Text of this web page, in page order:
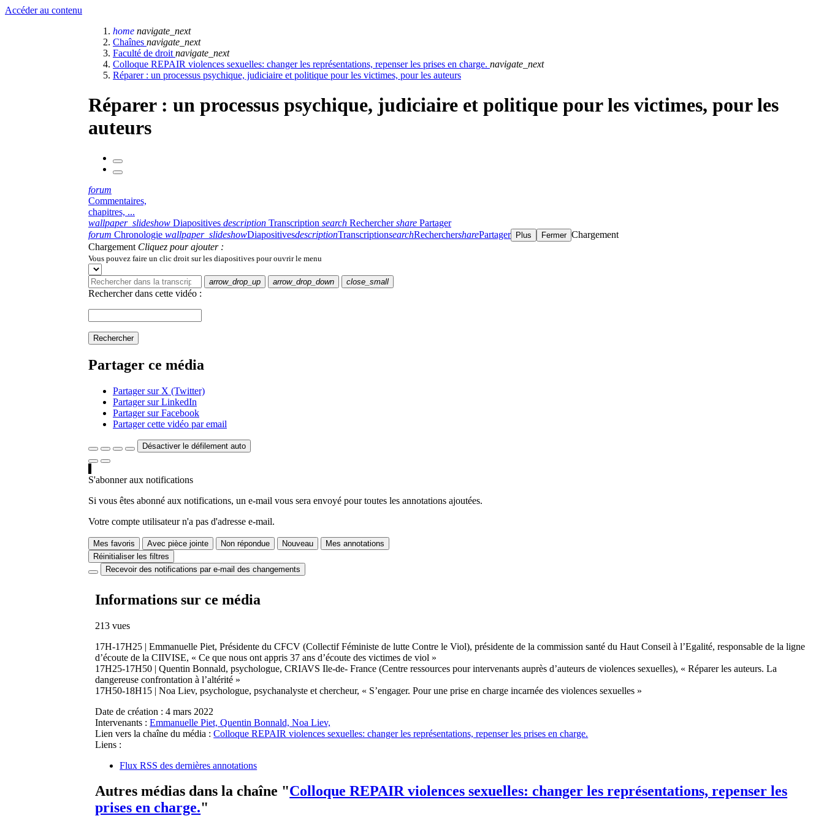
Accéder au contenu
home navigate_next
Chaînes navigate_next
Faculté de droit navigate_next
Colloque REPAIR violences sexuelles: changer les représentations, repenser les prises en charge. navigate_next
Réparer : un processus psychique, judiciaire et politique pour les victimes, pour les auteurs
Réparer : un processus psychique, judiciaire et politique pour les victimes, pour les
auteurs
forum
Commentaires,
chapitres, ...
wallpaper_slideshow Diapositives description Transcription search Rechercher share Partager
forum Chronologie wallpaper_slideshowDiapositivesdescriptionTranscriptionsearchRecherchersharePartager Plus Fermer Chargement
Chargement Cliquez pour ajouter :
Vous pouvez faire un clic droit sur les diapositives pour ouvrir le menu
arrow_drop_up arrow_drop_down close_small
Rechercher dans cette vidéo :
Rechercher
Partager ce média
Partager sur X (Twitter)
Partager sur LinkedIn
Partager sur Facebook
Partager cette vidéo par email
Désactiver le défilement auto
S'abonner aux notifications
Si vous êtes abonné aux notifications, un e-mail vous sera envoyé pour toutes les annotations ajoutées.
Votre compte utilisateur n'a pas d'adresse e-mail.
Mes favoris Avec pièce jointe Non répondue Nouveau
Mes annotations
Réinitialiser les filtres
Recevoir des notifications par e-mail des changements
Informations sur ce média
213 vues
17H-17H25 | Emmanuelle Piet, Présidente du CFCV (Collectif Féministe de lutte Contre le Viol), présidente de la commission santé du Haut Conseil à l’Egalité, responsable de la ligne
d’écoute de la CIIVISE, « Ce que nous ont appris 37 ans d’écoute des victimes de viol »
17H25-17H50 | Quentin Bonnald, psychologue, CRIAVS Ile-de- France (Centre ressources pour intervenants auprès d’auteurs de violences sexuelles), « Réparer les auteurs. La
dangereuse confrontation à l’altérité »
17H50-18H15 | Noa Liev, psychologue, psychanalyste et chercheur, « S’engager. Pour une prise en charge incarnée des violences sexuelles »
Date de création : 4 mars 2022
Intervenants : Emmanuelle Piet, Quentin Bonnald, Noa Liev,
Lien vers la chaîne du média : Colloque REPAIR violences sexuelles: changer les représentations, repenser les prises en charge.
Liens :
Flux RSS des dernières annotations
Autres médias dans la chaîne "Colloque REPAIR violences sexuelles: changer les représentations, repenser les
prises en charge."